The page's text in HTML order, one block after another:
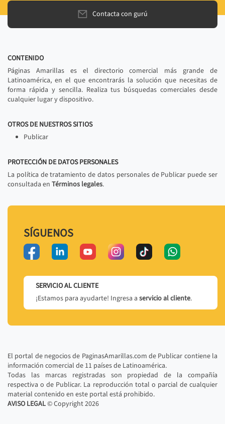
Contacta con gurú
CONTENIDO
Páginas Amarillas es el directorio comercial más grande de
Latinoamérica, en el que encontrarás la solución que necesitas de
forma rápida y sencilla. Realiza tus búsquedas comerciales desde
cualquier lugar y dispositivo.
OTROS DE NUESTROS SITIOS
Publicar
PROTECCIÓN DE DATOS PERSONALES
La política de tratamiento de datos personales de Publicar puede ser
consultada en Términos legales.
SÍGUENOS
SERVICIO AL CLIENTE
¡Estamos para ayudarte! Ingresa a servicio al cliente.
El portal de negocios de PaginasAmarillas.com de Publicar contiene la
información comercial de 11 países de Latinoamérica.
Todas las marcas registradas son propiedad de la compañía
respectiva o de Publicar. La reproducción total o parcial de cualquier
material contenido en este portal está prohibido.
AVISO LEGAL© Copyright2026